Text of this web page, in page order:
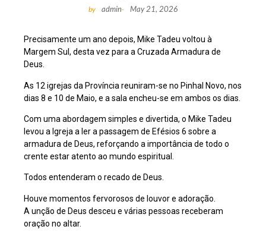
by admin- May 21, 2026
Precisamente um ano depois, Mike Tadeu voltou à
Margem Sul, desta vez para a Cruzada Armadura de
Deus.
As 12 igrejas da Província reuniram-se no Pinhal Novo, nos
dias 8 e 10 de Maio, e a sala encheu-se em ambos os dias.
Com uma abordagem simples e divertida, o Mike Tadeu
levou a Igreja a ler a passagem de Efésios 6 sobre a
armadura de Deus, reforçando a importância de todo o
crente estar atento ao mundo espiritual.
Todos entenderam o recado de Deus.
Houve momentos fervorosos de louvor e adoração.
A unção de Deus desceu e várias pessoas receberam
oração no altar.